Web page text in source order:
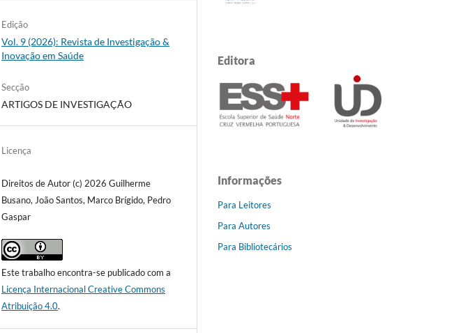
Edição
Vol. 9 (2026): Revista de Investigação &
Inovação em Saúde
Secção
ARTIGOS DE INVESTIGAÇÃO
Licença
Direitos de Autor (c) 2026 Guilherme
Busano, João Santos, Marco Brígido, Pedro
Gaspar
Este trabalho encontra-se publicado com a
Licença Internacional Creative Commons
Atribuição 4.0.
Editora
Informações
Para Leitores
Para Autores
Para Bibliotecários